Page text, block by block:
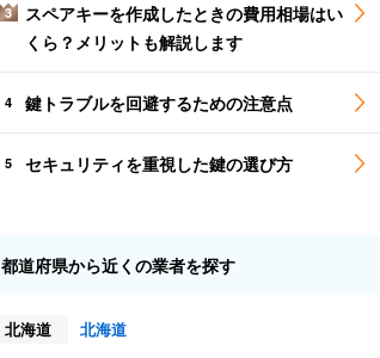
3
スペアキーを作成したときの費用相場はい
くら？メリットも解説します
4 鍵トラブルを回避するための注意点
5 セキュリティを重視した鍵の選び方
都道府県から近くの業者を探す
北海道
北海道